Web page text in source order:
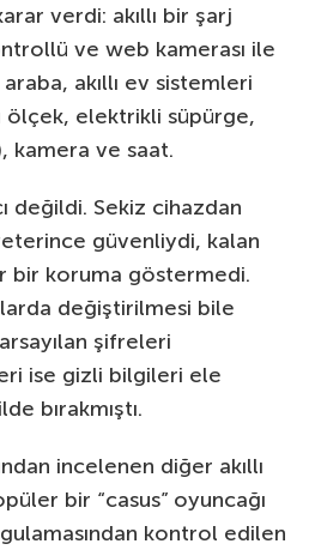
verdi: akıllı bir şarj
ve web kamerası ile
akıllı ev sistemleri
ölçek, elektrikli süpürge,
kamera ve saat.
değildi. Sekiz cihazdan
güvenliydi, kalan
bir koruma göstermedi.
değiştirilmesi bile
şifreleri
ise gizli bilgileri ele
bırakmıştı.
incelenen diğer akıllı
bir “casus” oyuncağı
kontrol edilen